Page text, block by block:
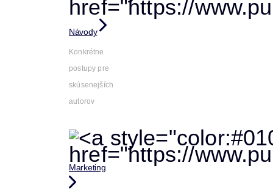
Návody
Konkrétne
postupy pre
skúsenejších
autorov
Marketing